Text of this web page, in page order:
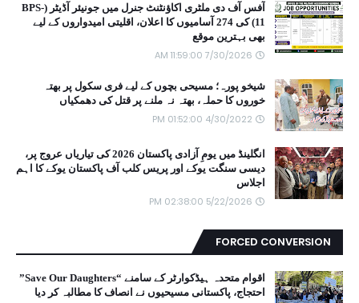
آفس آف دی ملٹری اکاؤنٹنٹ جنرل میں جونیئر آڈیٹر (BPS-
11) کی 274 آسامیوں کا اعلان، اقلیتی امیدواروں کے لیے
بھی بہترین موقع
7/30/2026 11:59:00 AM
شیخو پورہ؛ مسیحی بچوں کے لیے فری سکول پر بھتہ
خوروں کا حملہ، بھتہ نہ ملنے پر قتل کی دھمکیاں
4/30/2022 01:52:00 PM
انگلینڈ میں یومِ آزادی پاکستان 2026 کی تیاریاں عروج پر،
دیسی سنگت یوکے اور پریس کلب آف پاکستان یوکے کا اہم
اجلاس
5/22/2026 02:38:00 PM
FORCED CONVERSION
اقوام متحدہ ہیڈکوارٹر کے سامنے “Save Our Daughters”
احتجاج، پاکستانی مسیحیوں نے انصاف کا مطالبہ کر دیا